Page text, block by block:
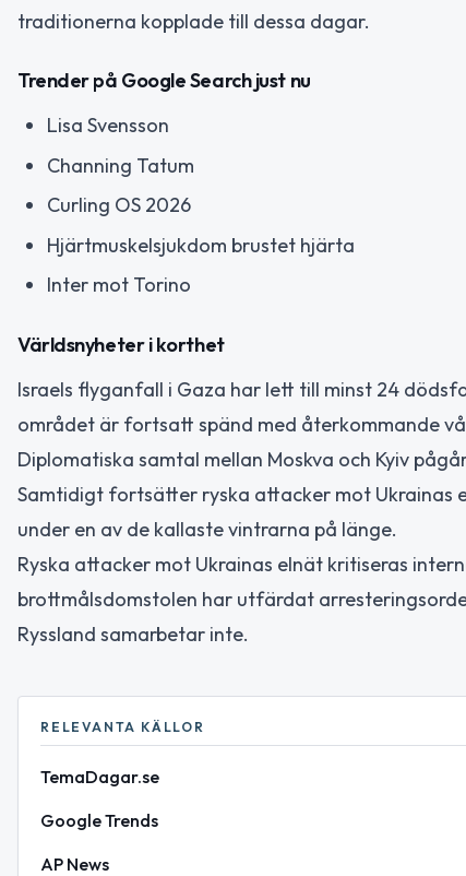
traditionerna kopplade till dessa dagar.
Trender på Google Search just nu
Lisa Svensson
Channing Tatum
Curling OS 2026
Hjärtmuskelsjukdom brustet hjärta
Inter mot Torino
Världsnyheter i korthet
Israels flyganfall i Gaza har lett till minst 24
området är fortsatt spänd med återkommande
Diplomatiska samtal mellan Moskva och Kyiv
Samtidigt fortsätter ryska attacker mot
under en av de kallaste vintrarna på länge.
Ryska attacker mot Ukrainas elnät kritiseras
brottmålsdomstolen har utfärdat
Ryssland samarbetar inte.
RELEVANTA KÄLLOR
TemaDagar.se
Google Trends
AP News